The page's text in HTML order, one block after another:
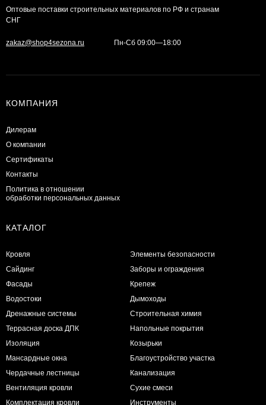
Оптовые поставки строительных материалов по РФ и странам
СНГ
zakaz@shop4sezona.ru Пн-Сб 09:00—18:00
КОМПАНИЯ
Дилерам
О компании
Сертификаты
Контакты
Политика в отношении
обработки персональных данных
КАТАЛОГ
Кровля
Сайдинг
Фасады
Водостоки
Дренажные системы
Террасная доска ДПК
Изоляция
Мансардные окна
Чердачные лестницы
Вентиляция кровли
Комплектация кровли
Элементы безопасности
Заборы и ограждения
Крепеж
Дымоходы
Строительная химия
Напольные покрытия
Козырьки
Благоустройство участка
Канализация
Сухие смеси
Инструменты